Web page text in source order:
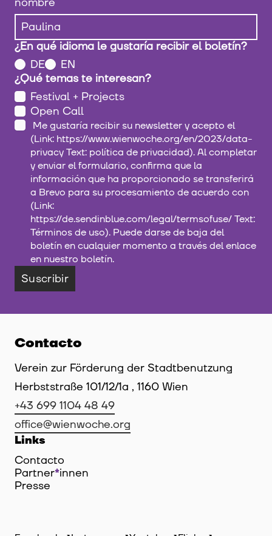
¿En qué idioma le gustaría recibir el boletín?
DE
EN
¿Qué temas te interesan?
Festival + Projects
Open Call
(Link: https://www.wienwoche.org/en/2023/data-
privacy Text: política de privacidad). Al completar
y enviar el formulario, confirma que la
información que ha proporcionado se transferirá
a Brevo para su procesamiento de acuerdo con
(Link:
https://de.sendinblue.com/legal/termsofuse/ Text:
Términos de uso). Puede darse de baja del
boletín en cualquier momento a través del enlace
en nuestro boletín.
Suscribir
Contacto
Verein zur Förderung der Stadtbenutzung
Herbststraße 101/12/1a , 1160 Wien
+43 699 1104 48 49
office@wienwoche.org
Links
Contacto
Partner*innen
Presse